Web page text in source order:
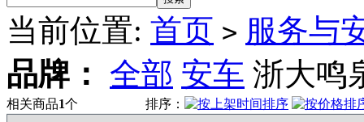
当前位置: 首页 > 服务与
品牌：
全部 安车 浙大鸣
相关商品1个 排序：